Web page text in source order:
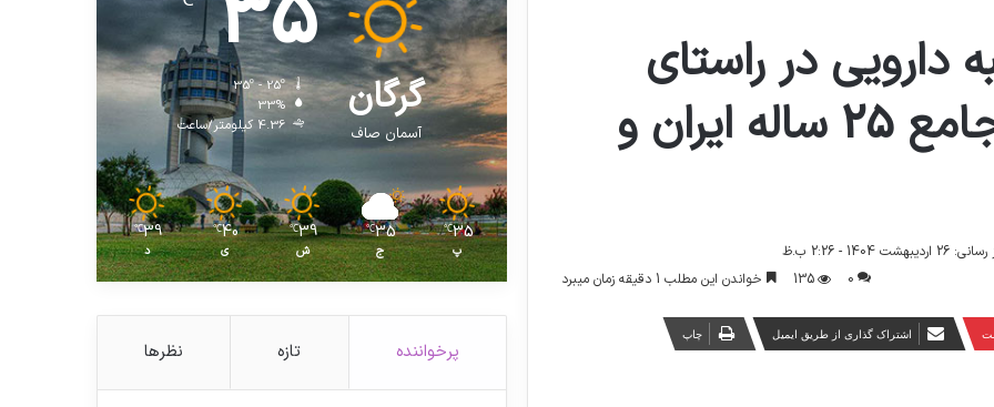
دارویی در راستای
برنامه همکاری های جامع 25 ساله ایران و
1404 - 2:26 ب.ظ
0
135 خواندن این مطلب 1 دقیقه زمان میبرد
اشتراک گذاری از طریق ایمیل چاپ
گرگان
آسمان صاف
35º - 25º
33%
4.36 کیلومتر/ساعت
35
℃
پ
35
℃
ج
39
℃
ش
40
℃
ی
39
℃
د
پرخواننده تازه نظرها